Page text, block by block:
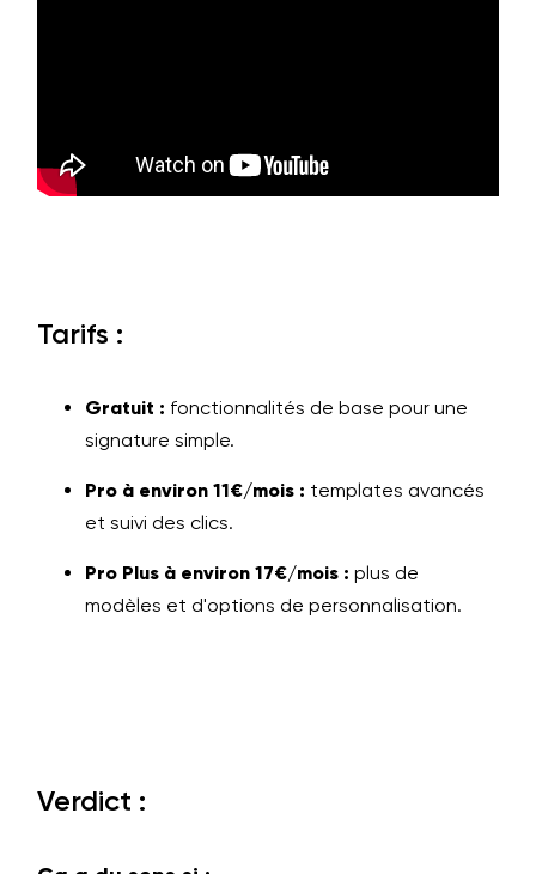
Tarifs :
Gratuit : fonctionnalités de base pour une
signature simple.
Pro à environ 11€/mois : templates avancés
et suivi des clics.
Pro Plus à environ 17€/mois : plus de
modèles et d'options de personnalisation.
Verdict :